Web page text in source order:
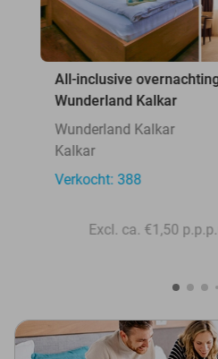
All-inclusive
Wunderland Kalkar
Wunderland Kalkar
Kalkar
Verkocht: 388
Excl. ca. €1,50